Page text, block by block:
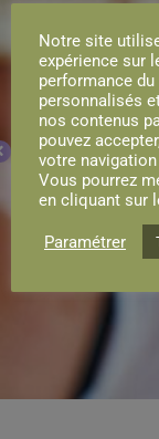
Notre site
expérience sur
performance
personnalisés
nos contenus
pouvez
votre
Vous pourrez
en cliquant sur
Paramétrer